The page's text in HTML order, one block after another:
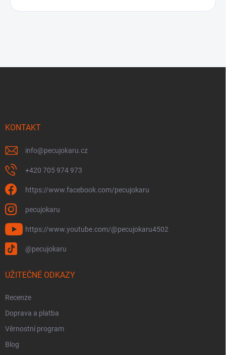
KONTAKT
info@pecujokaru.cz
+420 705 974 973
https://www.facebook.com/pecujokaru
pecujokaru
https://www.youtube.com/@pecujokaru4502
@pecujokaru
UŽITEČNÉ ODKAZY
Recenze
Doprava a platba
Věrnostní program
Blog